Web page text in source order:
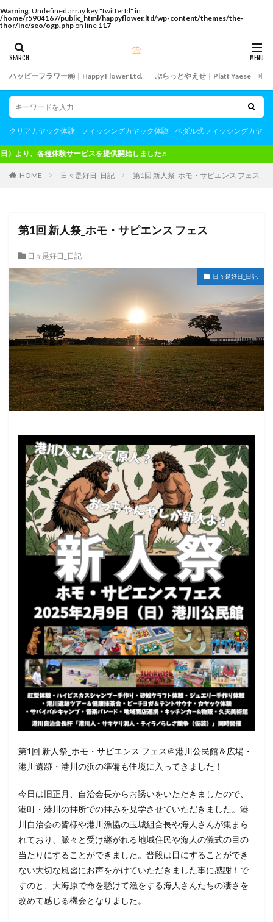
Warning: Undefined array key "twitterId" in
/home/r5904167/public_html/happyflower.ltd/wp-content/themes/the-
thor/inc/seo/ogp.php on line 117
ハッピーフラワー㈱｜Happy Flower Ltd. ぷらっとやえせ｜Platt Yaese
クリアカヤック体験 フィッシングカヤック体験 ペダル式フィッシングカヤッ
験サービスを提供開始しました♬
HOME 日々是好日_日記 第1回 新人祭_ホモ・サピエンス フェス
第1回 新人祭_ホモ・サピエンス フェス
日々是好日_日記
日々是好日_日記
第1回 新人祭_ホモ・サピエンス フェス＠港川公民館＆広場・
港川遺跡・港川の浜の準備も佳境に入ってきました！
今日は旧正月、自治会長からお誘いをいただきましたので、
港町・港川の拝所での拝みを見学させていただきました。港
川自治会の皆様や港川漁協の玉城組合長や海人さんが集まら
れており、脈々と受け継がれる地域住民や海人の儀式の目の
当たりにすることができました。普段は目にすることができ
ない大切な風習にお声をかけていただきました事に感謝！で
すのと、大海原で命を懸けて漁をする海人さんたちの凄さを
改めて感じる機会となりました。